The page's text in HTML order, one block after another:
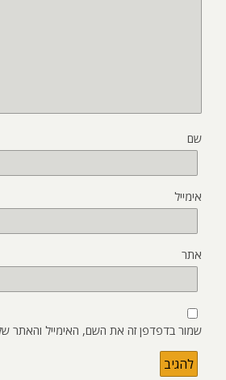
שם
אימייל
אתר
שמור בדפדפן זה את השם, האימייל והאתר